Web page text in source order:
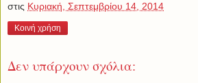
στις Κυριακή, Σεπτεμβρίου 14, 2014
Κοινή χρήση
Δεν υπάρχουν σχόλια: